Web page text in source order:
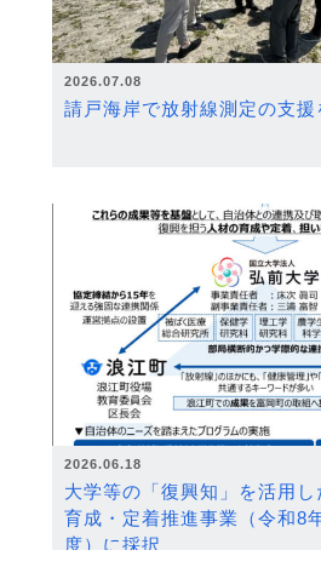
2026.07.08
請戸海岸で放射線測定の支援
2026.06.18
大学等の「復興知」を活用
育成・定着推進事業（令和8
度）に採択